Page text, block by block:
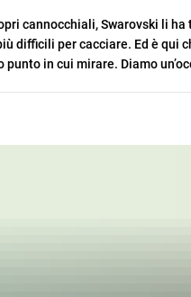
cannocchiali, Swarovski li
difficili per cacciare. Ed è qui
in cui mirare. Diamo